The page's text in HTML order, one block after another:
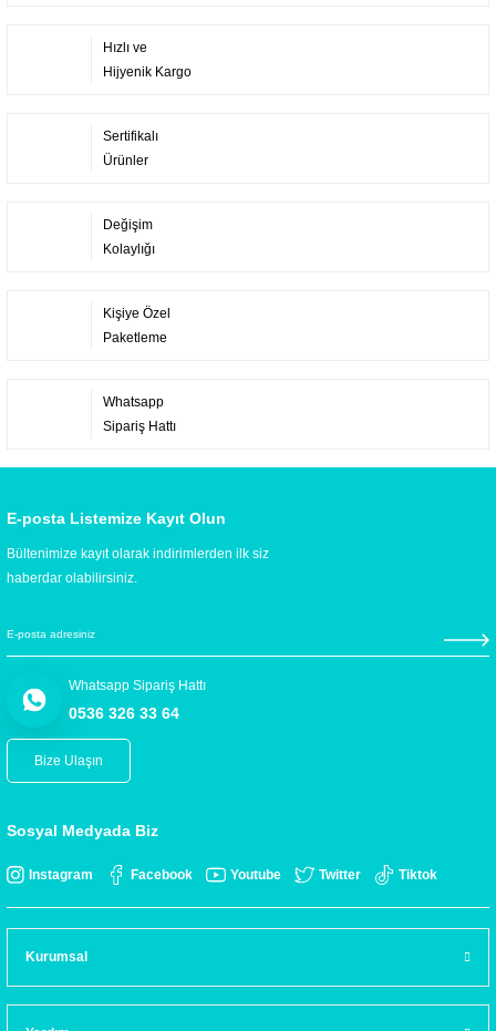
Hızlı ve
Hijyenik Kargo
Sertifikalı
Ürünler
Değişim
Kolaylığı
Kişiye Özel
Paketleme
Whatsapp
Sipariş Hattı
E-posta Listemize Kayıt Olun
Bültenimize kayıt olarak indirimlerden ilk siz
haberdar olabilirsiniz.
Whatsapp Sipariş Hattı
0536 326 33 64
Bize Ulaşın
Sosyal Medyada Biz
Instagram Facebook Youtube Twitter Tiktok
Kurumsal